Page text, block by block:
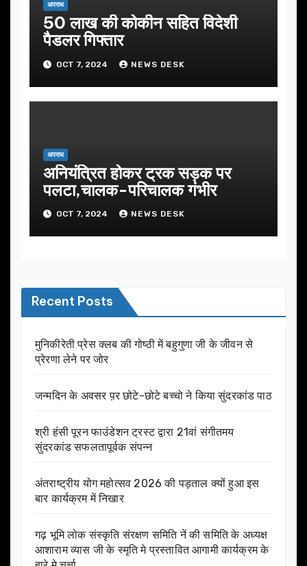
अपराध
50 लाख की कोकीन सहित विदेशी
पैडलर गिफ्तार
OCT 7, 2024 NEWS DESK
अपराध
अनियंत्रित होकर ट्रक सड़क पर
पलटा,चालक-परिचालक गंभीर
OCT 7, 2024 NEWS DESK
Recent Posts
मुनिकीरेती प्रेस क्लब की गोष्ठी में बहुगुणा जी के जीवन से
प्रेरणा लेने पर जोर
जन्मदिन के अवसर प़र छोटे-छोटे बच्चो ने किया सुंदरकांड पाठ
श्री हंसी पूरन फाउंडेशन ट्रस्ट द्वारा 21वां संगीतमय
सुंदरकांड सफलतापूर्वक संपन्न
अंतराष्ट्रीय योग महोत्सव 2026 की पड़ताल क्यों हुआ इस
बार कार्यक्रम में निखार
गढ़ भूमि लोक संस्कृति संरक्षण समिति नें की समिति के अध्यक्ष
आशाराम व्यास जी के स्मृति मे प्रस्तावित आगामी कार्यक्रम के